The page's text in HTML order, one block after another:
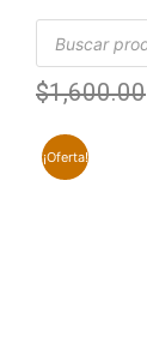
$1,600.00
¡Oferta!